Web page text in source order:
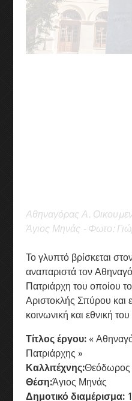
Αθηναγόρας Α.
Άγιος Μηνάς - Φωτο:
Το γλυπτό βρίσκεται
αναπαριστά τον
Πατριάρχη του οποίου
Αριστοκλής Σπύρου και
κοινωνική και εθνική
Τίτλος έργου:«
Πατριάρχης »
Καλλιτέχνης:
Θέση:Άγιος Μηνάς
Δημοτικό διαμέρισμα: 1